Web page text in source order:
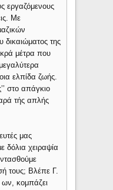
εργαζόμενους
Με
της
μέτρα που
ελπίδα ζωής.
στο απάγκιο
τής απλής
μας
χειραψία
τους; Βλέπε Γ.
ων, κομπάζει